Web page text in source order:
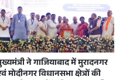
ने गाजियाबाद में मुरादनगर
मोदीनगर विधानसभा क्षेत्रों की